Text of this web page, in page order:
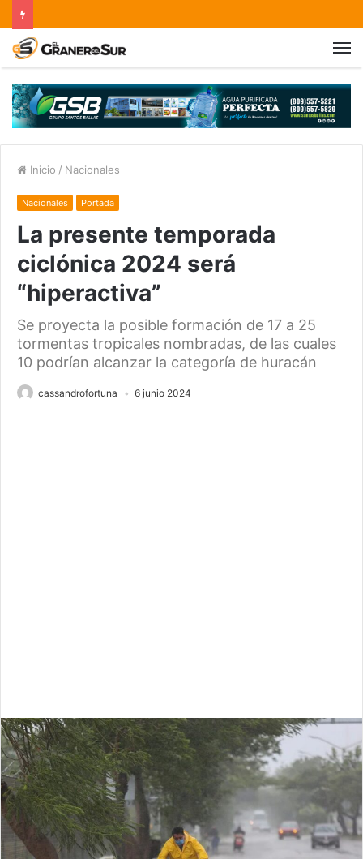
Inicio / Nacionales
Nacionales Portada
La presente temporada
ciclónica 2024 será
“hiperactiva”
Se proyecta la posible formación de 17 a 25
tormentas tropicales nombradas, de las cuales
10 podrían alcanzar la categoría de huracán
cassandrofortuna 6 junio 2024